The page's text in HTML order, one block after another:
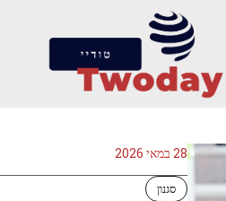
28 במאי 2026
סגנון